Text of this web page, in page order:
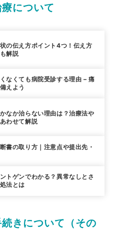
について
の伝え方ポイント4つ！伝え方
解説
なくても病院受診する理由 – 痛
えよう
なか治らない理由は？治療法や
わせて解説
書の取り方｜注意点や提出先・
トゲンでわかる？異常なしとさ
法とは
きについて（その